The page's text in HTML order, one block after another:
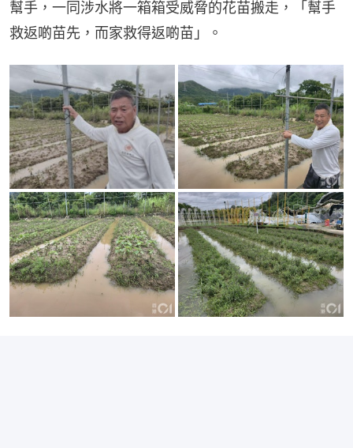
幫手，一同涉水將一箱箱受威脅的花苗搬走，「幫手
救返啲苗先，而家救得返啲苗」。